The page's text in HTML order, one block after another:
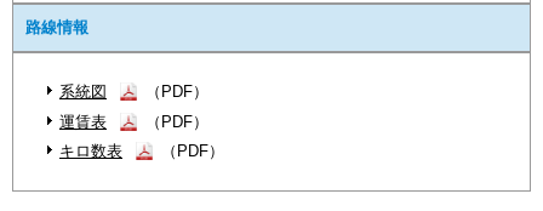
路線情報
系統図
（PDF）
運賃表
（PDF）
キロ数表
（PDF）